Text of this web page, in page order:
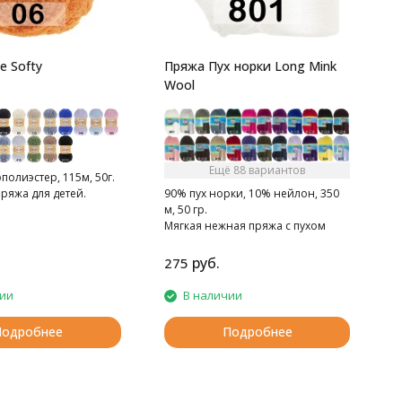
Softy
115м, 50г.
для детей.
Пряжа Пух норки Long Mink
Wool
Ещё 88 вариантов
90% пух норки, 10% нейлон, 350
м, 50 гр.
Мягкая нежная пряжа с пухом
275 руб.
В наличии
Подробнее